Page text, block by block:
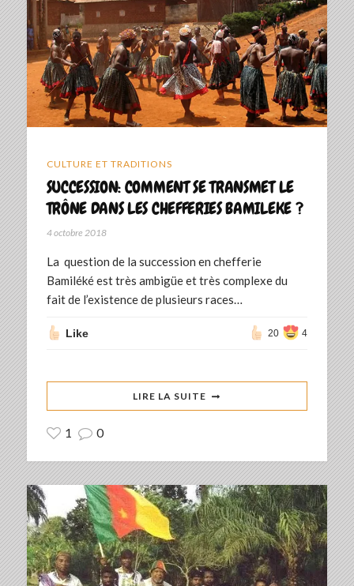
CULTURE ET TRADITIONS
SUCCESSION: COMMENT SE TRANSMET LE
TRÔNE DANS LES CHEFFERIES BAMILEKE ?
4 octobre 2018
La question de la succession en chefferie
Bamiléké est très ambigüe et très complexe du
fait de l’existence de plusieurs races…
Like 20 4
LIRE LA SUITE
1 0